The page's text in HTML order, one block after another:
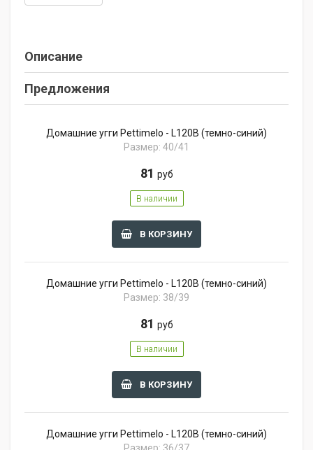
Описание
Предложения
Домашние угги Pettimelo - L120B (темно-синий)
Размер: 40/41
81 руб
В наличии
В КОРЗИНУ
Домашние угги Pettimelo - L120B (темно-синий)
Размер: 38/39
81 руб
В наличии
В КОРЗИНУ
Домашние угги Pettimelo - L120B (темно-синий)